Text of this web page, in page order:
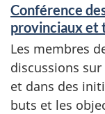
Conférence
provinciaux et
Les membres
discussions
et dans des
buts et les